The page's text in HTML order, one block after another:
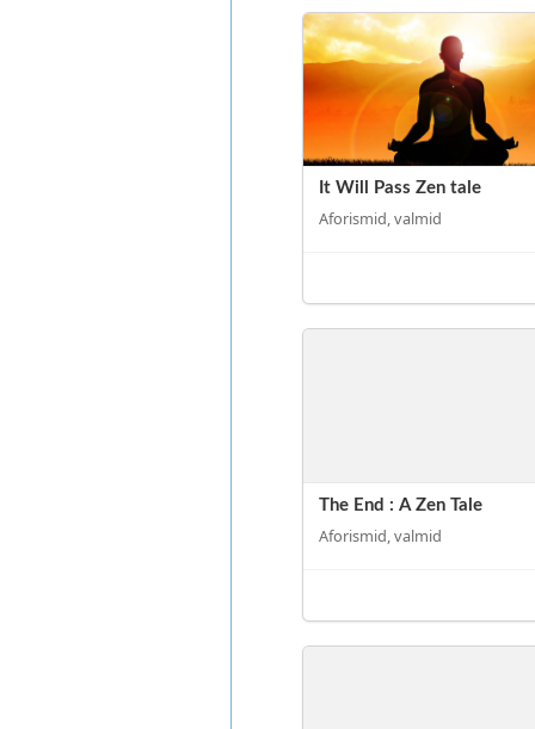
It Will Pass Zen tale
Aforismid, valmid
The End : A Zen Tale
Aforismid, valmid